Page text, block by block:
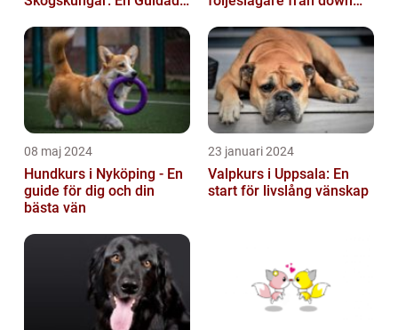
08 maj 2024
Hundkurs i Nyköping - En
guide för dig och din
bästa vän
23 januari 2024
Valpkurs i Uppsala: En
start för livslång vänskap